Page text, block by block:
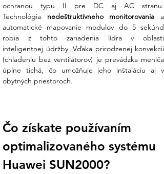
Vieme, že sa hneváte na nejasné
postupy a technické manuály. Ensun
vám dodá kompletnú dokumentáciu a
náš tím vás „podrží za ruku“ pri
nastavení monitoringu cez WLAN, aby
ste presne videli, koľko energie práve
vyrábate.
presných dátach. Tu sú kľúčové parametre
modelu SUN2000-5KTL-L1:
1. Výkonové a energetické parametre
ochranou typu II pre DC aj AC stranu.
Technológia nedeštruktívneho monitorovania a
automatické mapovanie modulov do 5 sekúnd
robia z tohto zariadenia lídra v oblasti
inteligentnej údržby. Vďaka prirodzenej konvekcii
(chladeniu bez ventilátorov) je prevádzka meniča
úplne tichá, čo umožňuje jeho inštaláciu aj v
obytných priestoroch.
Čo získate používaním
optimalizovaného systému
Huawei SUN2000?